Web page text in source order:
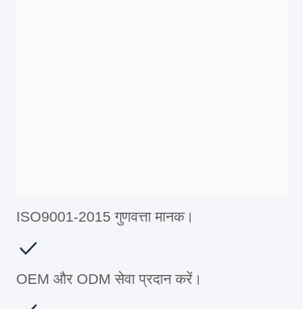
ISO9001-2015 गुणवत्ता मानक।
OEM और ODM सेवा प्रदान करें।